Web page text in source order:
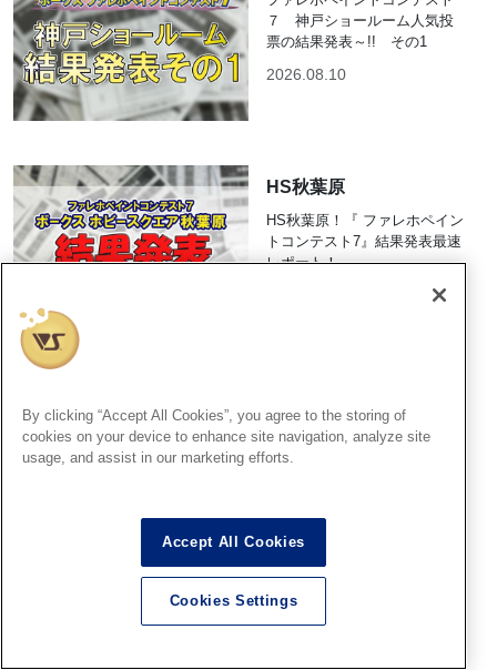
７ 神戸ショールーム人気投
票の結果発表～!! その1
2026.08.10
HS秋葉原
HS秋葉原！『 ファレホペイン
トコンテスト7』結果発表最速
レポート！
大阪SR
大阪ショールーム！「ファレ
ホペイントコンテスト7」結果
2026.08.09
大阪SR
By clicking “Accept All Cookies”, you agree to the storing of
cookies on your device to enhance site navigation, analyze site
usage, and assist in our marketing efforts.
Accept All Cookies
Cookies Settings